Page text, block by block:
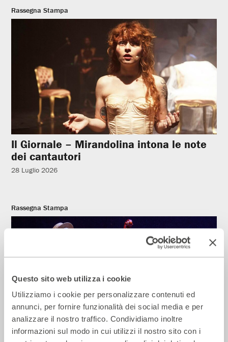
Questo sito web utilizza i cookie
Utilizziamo i cookie per personalizzare contenuti ed
annunci, per fornire funzionalità dei social media e per
analizzare il nostro traffico. Condividiamo inoltre
informazioni sul modo in cui utilizzi il nostro sito con i
Rassegna Stampa
Il Giornale – Mirandolina intona le note
dei cantautori
28 Luglio 2026
Rassegna Stampa